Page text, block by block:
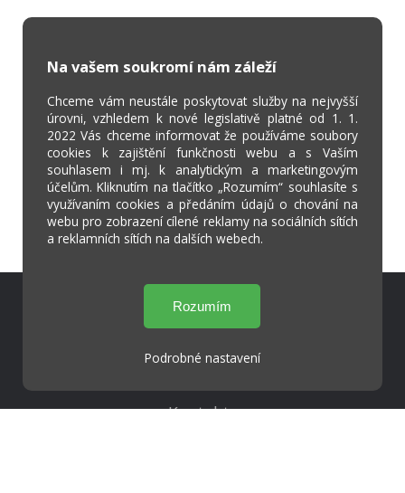
Na vašem soukromí nám záleží
Chceme vám neustále poskytovat služby na nejvyšší
úrovni, vzhledem k nové legislativě platné od 1. 1.
2022 Vás chceme informovat že používáme soubory
cookies k zajištění funkčnosti webu a s Vaším
souhlasem i mj. k analytickým a marketingovým
účelům. Kliknutím na tlačítko „Rozumím“ souhlasíte s
využívaním cookies a předáním údajů o chování na
webu pro zobrazení cílené reklamy na sociálních sítích
a reklamních sítích na dalších webech.
Podrobné nastavení
Škola Online
Strava.cz
Kontakty